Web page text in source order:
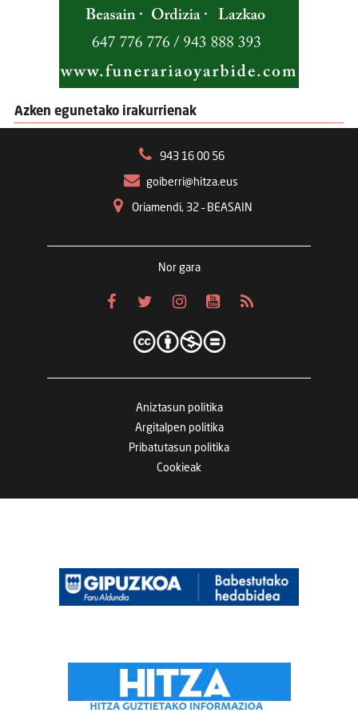
Azken egunetako irakurrienak
943 16 00 56
goiberri@hitza.eus
Oriamendi, 32 – BEASAIN
Nor gara
Aniztasun politika
Argitalpen politika
Pribatutasun politika
Cookieak